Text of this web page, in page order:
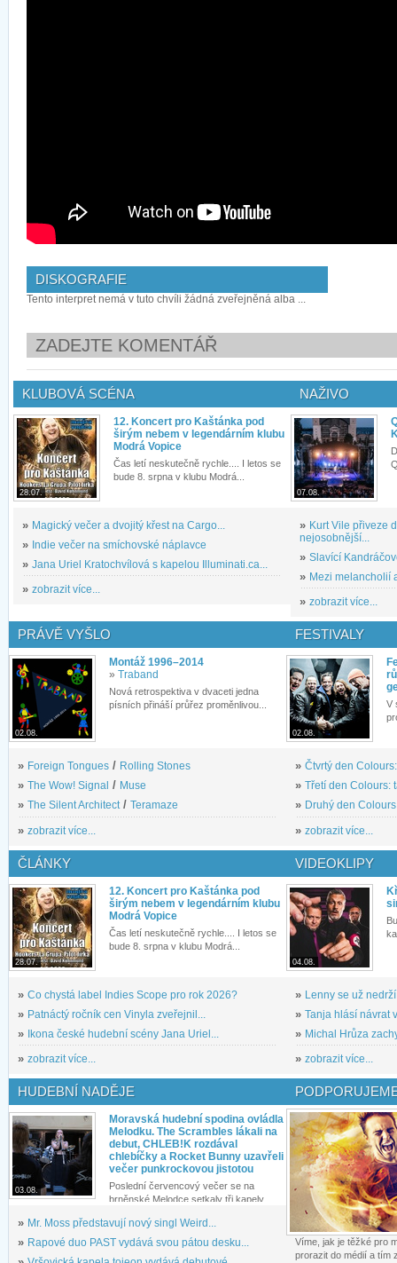
DISKOGRAFIE
Tento interpret nemá v tuto chvíli žádná zveřejněná alba ...
ZADEJTE KOMENTÁŘ
KLUBOVÁ SCÉNA
28.07.
12. Koncert pro Kaštánka pod
širým nebem v legendárním klubu
Modrá Vopice
Čas letí neskutečně rychle.... I letos se
bude 8. srpna v klubu Modrá...
» Magický večer a dvojitý křest na Cargo...
» Indie večer na smíchovské náplavce
» Jana Uriel Kratochvílová s kapelou Illuminati.ca...
» zobrazit více...
NAŽIVO
07.08.
» Kurt Vile přiveze
nejosobnější...
» Slavící
» Mezi melancholií
» zobrazit více...
PRÁVĚ VYŠLO
02.08.
Montáž 1996–2014
» Traband
Nová retrospektiva v dvaceti jedna
písních přináší průřez proměnlivou...
» Foreign Tongues / Rolling Stones
» The Wow! Signal / Muse
» The Silent Architect/ Teramaze
» zobrazit více...
FESTIVALY
02.08.
V
» Čtvrtý den
» Třetí den Colours:
» Druhý den
» zobrazit více...
ČLÁNKY
28.07.
12. Koncert pro Kaštánka pod
širým nebem v legendárním klubu
Modrá Vopice
Čas letí neskutečně rychle.... I letos se
bude 8. srpna v klubu Modrá...
» Co chystá label Indies Scope pro rok 2026?
» Patnáctý ročník cen Vinyla zveřejnil...
» Ikona české hudební scény Jana Uriel...
» zobrazit více...
VIDEOKLIPY
04.08.
» Lenny se už
» Tanja hlásí návrat
» Michal Hrůza
» zobrazit více...
HUDEBNÍ NADĚJE
03.08.
Moravská hudební spodina ovládla
Melodku. The Scrambles lákali na
debut, CHLEB!K rozdával
chlebíčky a Rocket Bunny uzavřeli
večer punkrockovou jistotou
Poslední červencový večer se na
brněnské Melodce setkaly tři kapely...
» Mr. Moss představují nový singl Weird...
» Rapové duo PAST vydává svou pátou desku...
Víme, jak je těžké pro
prorazit do médií a tím